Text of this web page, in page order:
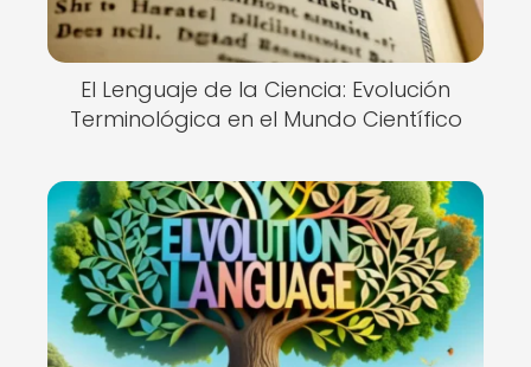
El Lenguaje de la Ciencia: Evolución
Terminológica en el Mundo Científico